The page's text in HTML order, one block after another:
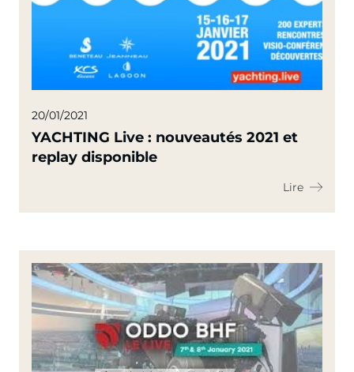
20/01/2021
YACHTING Live : nouveautés 2021 et
replay disponible
Lire